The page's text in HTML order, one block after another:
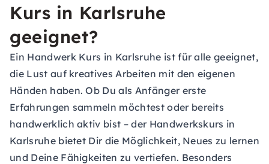
Kurs in Karlsruhe
geeignet?
Ein Handwerk Kurs in Karlsruhe ist für alle geeignet,
die Lust auf kreatives Arbeiten mit den eigenen
Händen haben. Ob Du als Anfänger erste
Erfahrungen sammeln möchtest oder bereits
handwerklich aktiv bist – der Handwerkskurs in
Karlsruhe bietet Dir die Möglichkeit, Neues zu lernen
und Deine Fähigkeiten zu vertiefen. Besonders